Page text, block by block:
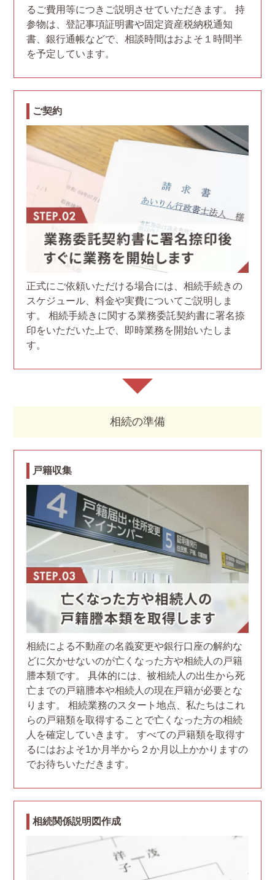
るご費用等につきご説明させていただきます。 持
参物は、登記事項証明書や固定資産税納税通知
書、銀行通帳などで、相談時間はおよそ１時間半
を予定しています。
ご契約
正式にご依頼いただける場合には、相続手続きの
スケジュール、料金や実費についてご説明しま
す。 相続手続きに関する業務委託契約書に署名捺
印をいただいた上で、即時業務を開始いたしま
す。
相続の準備
戸籍収集
相続による不動産の名義変更や銀行口座の解約な
どに欠かせないのが亡くなった方や相続人の戸籍
謄本類です。 具体的には、被相続人の出生から死
亡までの戸籍謄本や相続人の現在戸籍が必要とな
ります。 相続業務のスタート地点、私たちはこれ
らの戸籍類を取得することで亡くなった方の相続
人を確定していきます。 すべての戸籍類を取得す
るにはおよそ1か月半から２か月以上かかりますの
でお待ちいただきます。
相続関係説明図作成